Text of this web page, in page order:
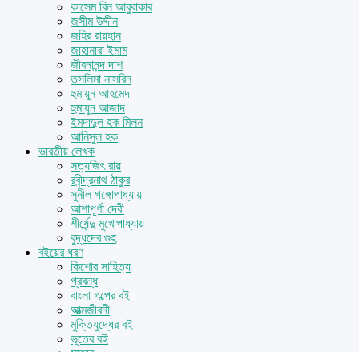
কাসেম বিন আবুবাকার
জসীম উদ্দীন
জহির রায়হান
জাহানারা ইমাম
জীবনানন্দ দাশ
তসলিমা নাসরিন
হুমায়ূন আহমেদ
হুমায়ুন আজাদ
ইমদাদুল হক মিলন
আনিসুল হক
ভারতীয় লেখক
সত্যজিৎ রায়
রবীন্দ্রনাথ ঠাকুর
সুনীল গঙ্গোপাধ্যায়
আশাপূর্ণা দেবী
শীর্ষেন্দু মুখোপাধ্যায়
বুদ্ধদেব গুহ
বইয়ের ধরণ
কিশোর সাহিত্য
প্রবন্ধ
বাংলা গল্পের বই
আত্মজীবনী
মুক্তিযুদ্ধের বই
ভূতের বই